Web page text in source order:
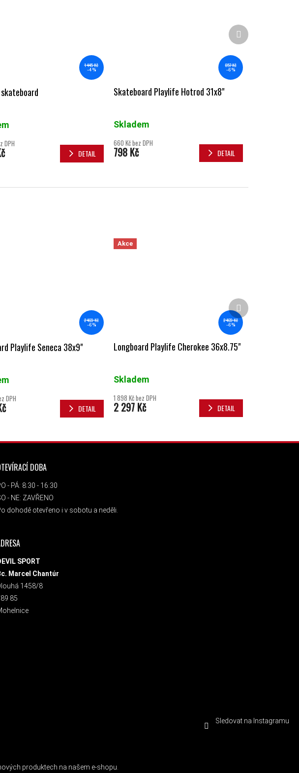
2 469 Kč
–6 %
Playlife Seneca 38x9"
DPH
DETAIL
Akce
2 469 Kč
–6 %
Longboard Playlife Cherokee 36x8.75"
Skladem
1 898 Kč bez DPH
2 297 Kč DETAIL
Další produkt
1 445 Kč
–4 %
skateboard
DPH
DETAIL
857 Kč
–6 %
Skateboard Playlife Hotrod 31x8"
Skladem
660 Kč bez DPH
798 Kč DETAIL
Další produkt
DOBA
- PÁ: 8:30 - 16:30
- NE: ZAVŘENO
dohodě otevřeno i v sobotu a neděli.
SPORT
Marcel Chantúr
1458/8
85
Sledovat na Instagramu
produktech na našem e-shopu.